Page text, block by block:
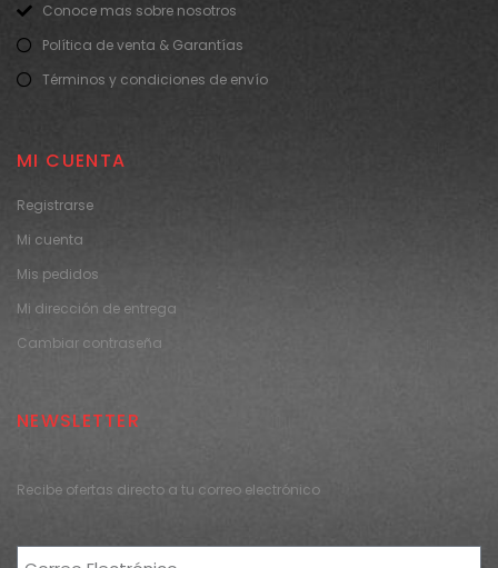
Conoce mas sobre nosotros
Política de venta & Garantías
Términos y condiciones de envío
MI CUENTA
Registrarse
Mi cuenta
Mis pedidos
Mi dirección de entrega
Cambiar contraseña
NEWSLETTER
Recibe ofertas directo a tu correo electrónico